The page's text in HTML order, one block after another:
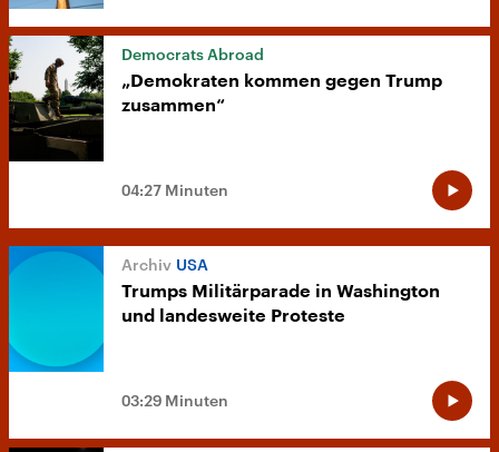
Democrats Abroad
„Demokraten kommen gegen Trump
zusammen“
04:27 Minuten
USA
Trumps Militärparade in Washington
und landesweite Proteste
03:29 Minuten